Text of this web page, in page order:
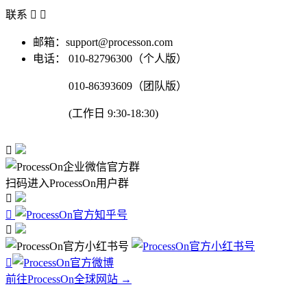
联系  
邮箱：support@processon.com
电话：
010-82796300（个人版）
010-86393609（团队版）
(工作日 9:30-18:30)

扫码进入ProcessOn用户群




前往ProcessOn全球网站 →